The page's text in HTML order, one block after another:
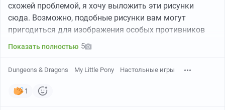
схожей проблемой, я хочу выложить эти рисунки
сюда. Возможно, подобные рисунки вам могут
пригодиться для изображения особых противников
Показать полностью 5
Dungeons & Dragons My Little Pony Настольные игры
1